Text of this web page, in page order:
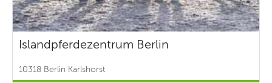
Islandpferdezentrum Berlin
10318 Berlin Karlshorst